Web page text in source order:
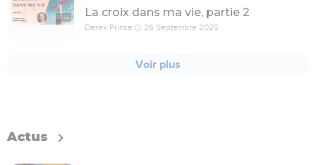
57:56 La croix dans ma vie, partie 2
Derek Prince 26 Septembre 2025
Voir plus
Actus